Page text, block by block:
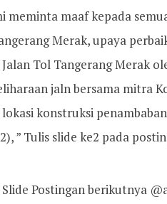
meminta maaf kepada
Merak, upaya
Jalan Tol Tangerang Merak
jaln bersama mitra
konstruksi
” Tulis slide ke2 pada
Slide Postingan berikutnya